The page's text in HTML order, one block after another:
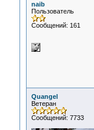
naib
Пользователь
Сообщений: 161
Quangel
Ветеран
Сообщений: 7733